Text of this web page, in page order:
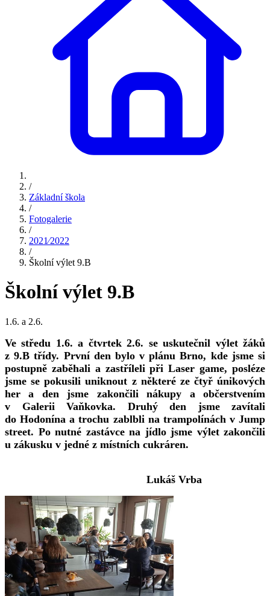
/
Základní škola
/
Fotogalerie
/
2021⁄2022
/
Školní výlet 9.B
Školní výlet 9.B
1.6. a 2.6.
Ve středu 1.6. a čtvrtek 2.6. se uskutečnil výlet žáků
z 9.B třídy. První den bylo v plánu Brno, kde jsme si
postupně zaběhali a zastříleli při Laser game, posléze
jsme se pokusili uniknout z některé ze čtyř únikových
her a den jsme zakončili nákupy a občerstvením
v Galerii Vaňkovka. Druhý den jsme zavítali
do Hodonína a trochu zablbli na trampolínách v Jump
street. Po nutné zastávce na jídlo jsme výlet zakončili
u zákusku v jedné z místních cukráren.
Lukáš Vrba